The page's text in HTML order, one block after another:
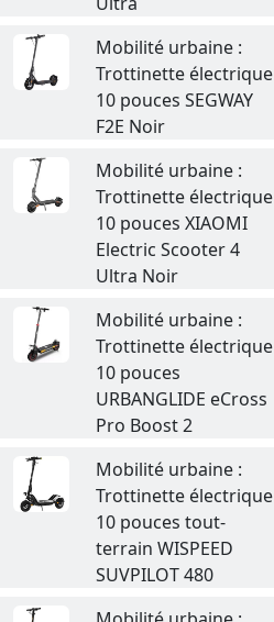
Mobilité urbaine :
Trottinette électrique
10 pouces SEGWAY
F2E Noir
Mobilité urbaine :
Trottinette électrique
10 pouces XIAOMI
Electric Scooter 4
Ultra Noir
Mobilité urbaine :
Trottinette électrique
10 pouces
URBANGLIDE eCross
Pro Boost 2
Mobilité urbaine :
Trottinette électrique
10 pouces tout-
terrain WISPEED
SUVPILOT 480